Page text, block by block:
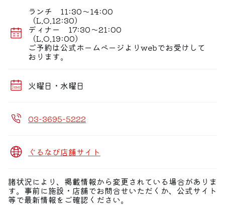
ランチ 11:30〜14:00
（L.O.12:30）
ディナー 17:30〜21:00
（L.O.19:00）
ご予約は公式ホームページよりwebでお受けして
おります。
火曜日・水曜日
03-3695-5222
ぐるなび店舗サイト
諸状況により、掲載情報から変更されている場合がありま
す。事前に施設・店舗でお問合せいただくか、公式サイト
等で最新情報をご確認ください。